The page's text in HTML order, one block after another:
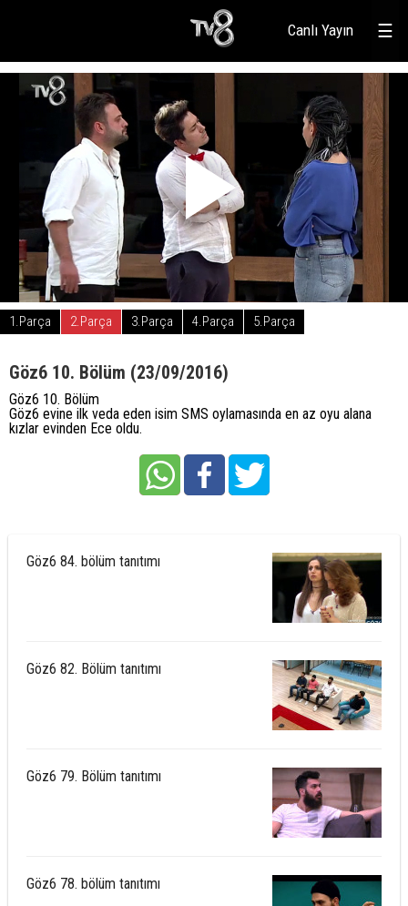
☰
Canlı Yayın
1.Parça 2.Parça 3.Parça 4.Parça 5.Parça
Göz6 10. Bölüm (23/09/2016)
Göz6 10. Bölüm
Göz6 evine ilk veda eden isim SMS oylamasında en az oyu alana
kızlar evinden Ece oldu.
Göz6 84. bölüm tanıtımı
Göz6 82. Bölüm tanıtımı
Göz6 79. Bölüm tanıtımı
Göz6 78. bölüm tanıtımı